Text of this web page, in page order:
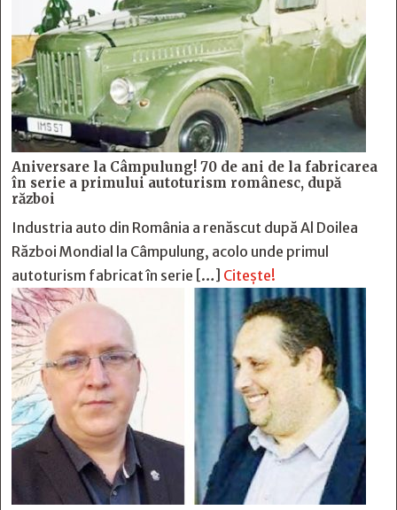
Aniversare la Câmpulung! 70 de ani de la fabricarea
în serie a primului autoturism românesc, după
război
Industria auto din România a renăscut după Al Doilea
Război Mondial la Câmpulung, acolo unde primul
autoturism fabricat în serie […] Citește!